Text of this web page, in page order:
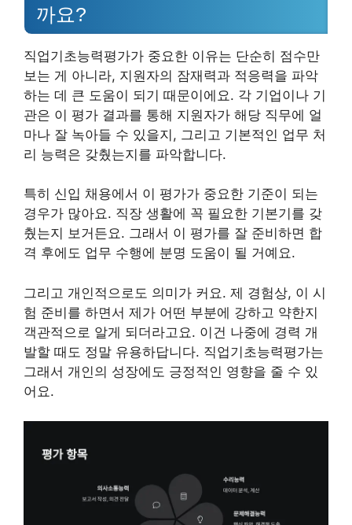
까요?
직업기초능력평가가 중요한 이유는 단순히 점수만
보는 게 아니라, 지원자의 잠재력과 적응력을 파악
하는 데 큰 도움이 되기 때문이에요. 각 기업이나 기
관은 이 평가 결과를 통해 지원자가 해당 직무에 얼
마나 잘 녹아들 수 있을지, 그리고 기본적인 업무 처
리 능력은 갖췄는지를 파악합니다.
특히 신입 채용에서 이 평가가 중요한 기준이 되는
경우가 많아요. 직장 생활에 꼭 필요한 기본기를 갖
췄는지 보거든요. 그래서 이 평가를 잘 준비하면 합
격 후에도 업무 수행에 분명 도움이 될 거예요.
그리고 개인적으로도 의미가 커요. 제 경험상, 이 시
험 준비를 하면서 제가 어떤 부분에 강하고 약한지
객관적으로 알게 되더라고요. 이건 나중에 경력 개
발할 때도 정말 유용하답니다. 직업기초능력평가는
그래서 개인의 성장에도 긍정적인 영향을 줄 수 있
어요.